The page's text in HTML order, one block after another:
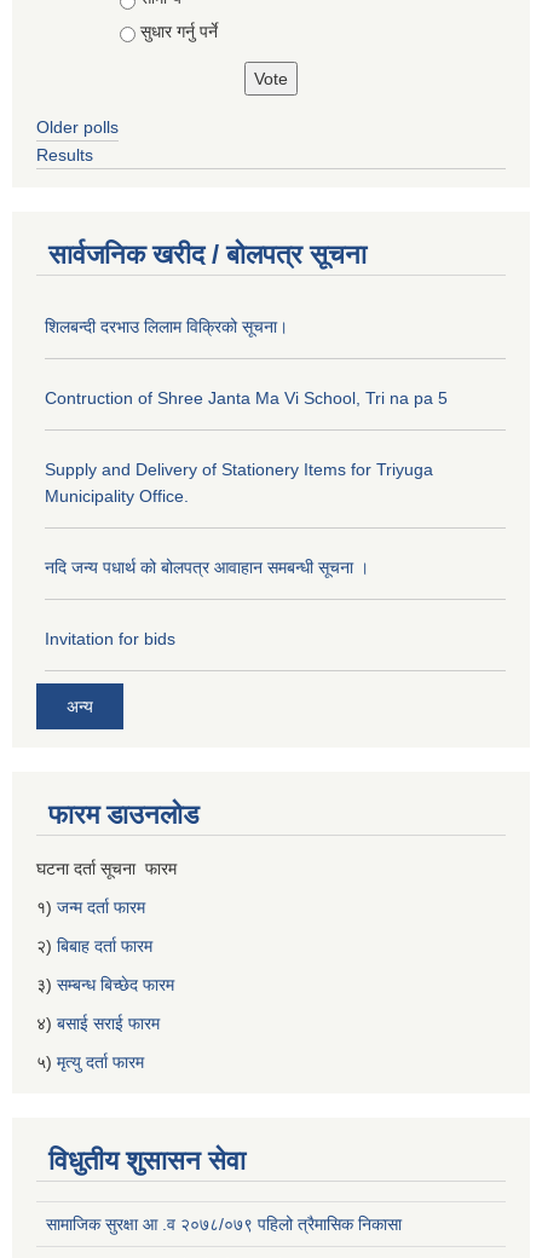
सुधार गर्नु पर्ने
Older polls
Results
सार्वजनिक खरीद / बोलपत्र सूचना
शिलबन्दी दरभाउ लिलाम विक्रिको सूचना।
Contruction of Shree Janta Ma Vi School, Tri na pa 5
Supply and Delivery of Stationery Items for Triyuga
Municipality Office.
नदि जन्य पधार्थ को बोलपत्र आवाहान समबन्धी सूचना ।
Invitation for bids
अन्य
फारम डाउनलोड
घटना दर्ता सूचना फारम
१) जन्म दर्ता फारम
२) बिबाह दर्ता फारम
३) सम्बन्ध बिच्छेद फारम
४) बसाई सराई फारम
५) मृत्यु दर्ता फारम
विधुतीय शुसासन सेवा
सामाजिक सुरक्षा आ .व २०७८/०७९ पहिलो त्रैमासिक निकासा